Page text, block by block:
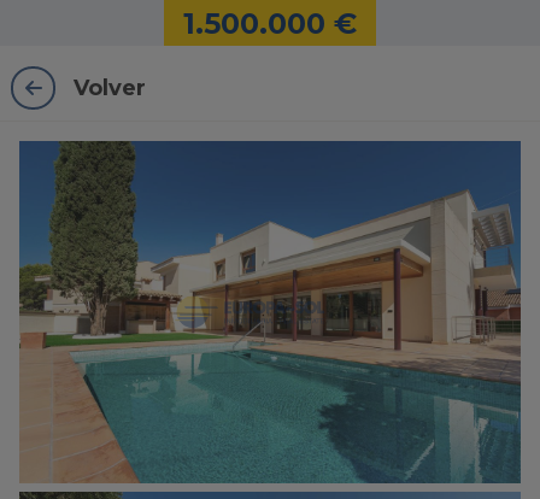
1.500.000 €
Volver